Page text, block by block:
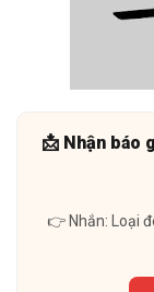
📩 Nhận báo
👉 Nhắn: Loại